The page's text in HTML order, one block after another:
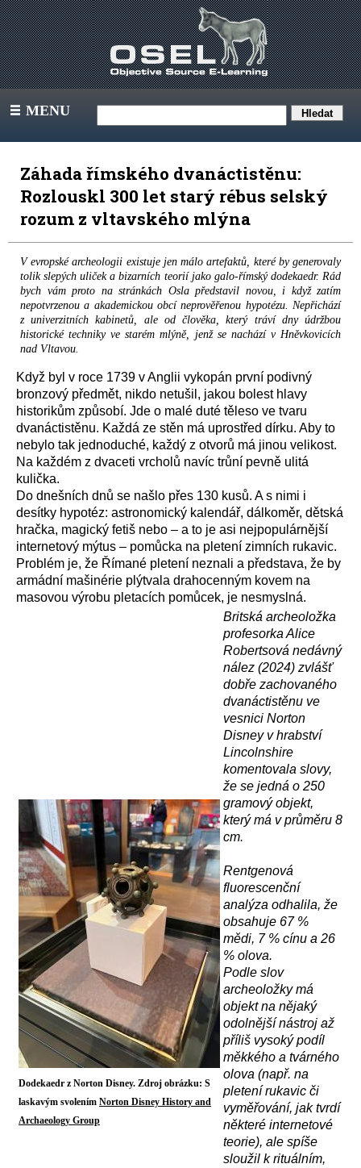
III MENU
Záhada římského dvanáctistěnu:
Rozlouskl 300 let starý rébus selský
rozum z vltavského mlýna
V evropské archeologii existuje jen málo artefaktů, které by generovaly
tolik slepých uliček a bizarních teorií jako galo-římský dodekaedr. Rád
bych vám proto na stránkách Osla představil novou, i když zatím
nepotvrzenou a akademickou obcí neprověřenou hypotézu. Nepřichází
z univerzitních kabinetů, ale od člověka, který tráví dny údržbou
historické techniky ve starém mlýně, jenž se nachází v Hněvkovicích
nad Vltavou.
Když byl v roce 1739 v Anglii vykopán první podivný
bronzový předmět, nikdo netušil, jakou bolest hlavy
historikům způsobí. Jde o malé duté těleso ve tvaru
dvanáctistěnu. Každá ze stěn má uprostřed dírku. Aby to
nebylo tak jednoduché, každý z otvorů má jinou velikost.
Na každém z dvaceti vrcholů navíc trůní pevně ulitá
kulička.
Do dnešních dnů se našlo přes 130 kusů. A s nimi i
desítky hypotéz: astronomický kalendář, dálkoměr, dětská
hračka, magický fetiš nebo – a to je asi nejpopulárnější
internetový mýtus – pomůcka na pletení zimních rukavic.
Problém je, že Římané pletení neznali a představa, že by
armádní mašinérie plýtvala drahocenným kovem na
masovou výrobu pletacích pomůcek, je nesmyslná.
Dodekaedr z Norton Disney. Zdroj obrázku: S
laskavým svolením Norton Disney History and
Archaeology Group
Britská archeoložka
profesorka Alice
Robertsová nedávný
nález (2024) zvlášť
dobře zachovaného
dvanáctistěnu ve
vesnici Norton
Disney v hrabství
Lincolnshire
komentovala slovy,
že se jedná o 250
gramový objekt,
který má v průměru 8
cm.
Rentgenová
fluorescenční
analýza odhalila, že
obsahuje 67 %
mědi, 7 % cínu a 26
% olova.
Podle slov
archeoložky má
objekt na nějaký
odolnější nástroj až
příliš vysoký podíl
měkkého a tvárného
olova (např. na
pletení rukavic či
vyměřování, jak tvrdí
některé internetové
teorie), ale spíše
sloužil k rituálním,